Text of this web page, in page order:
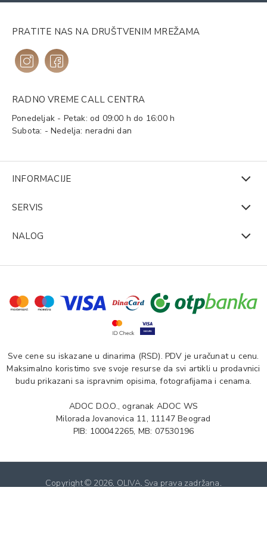
PRATITE NAS NA DRUŠTVENIM MREŽAMA
RADNO VREME CALL CENTRA
Ponedeljak - Petak: od 09:00 h do 16:00 h
Subota: - Nedelja: neradni dan
INFORMACIJE
SERVIS
NALOG
Sve cene su iskazane u dinarima (RSD). PDV je uračunat u cenu.
Maksimalno koristimo sve svoje resurse da svi artikli u prodavnici
budu prikazani sa ispravnim opisima, fotografijama i cenama.
ADOC D.O.O., ogranak ADOC WS
Milorada Jovanovica 11, 11147 Beograd
PIB: 100042265, MB: 07530196
Copyright © 2026. OLIVA. Sva prava zadržana.